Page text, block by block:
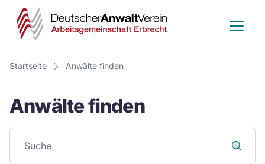
Deutscher
Anwalt
Erbrecht
Startseite Anwälte finden
Anwälte finden